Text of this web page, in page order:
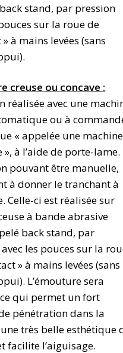
stand, par pression
sur la roue de
à mains levées (sans
creuse ou concave :
réalisée avec une
ou à
« appelée une
à l’aide de porte-lame.
pouvant être manuelle,
à donner le tranchant à
Celle-ci est réalisée sur
à bande abrasive
back stand, par
les pouces sur la
» à mains levées (sans
L’émouture sera
qui permet un fort
pénétration dans la
très belle esthétique
facilite l’aiguisage.